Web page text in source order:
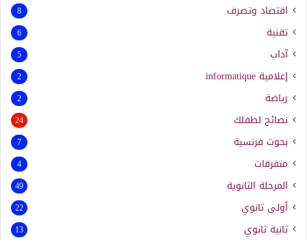
اقتصاد وتصرف 8
تقنية 6
آداب 5
إعلامية informatique
2
رياضة 2
نصائح لطفلك 24
بحوث فرنسية 7
متفرقات 4
المرحلة الثانوية 49
أولى ثانوي 22
ثانية ثانوي 13